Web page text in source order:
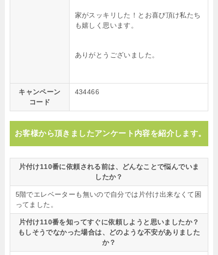
家がスッキリした！とお喜び頂け私たち
も嬉しく思います。
ありがとうございました。
キャンペーン
コード
434466
お客様から頂きましたアンケート内容を紹介します。
片付け110番に依頼される前は、どんなことで悩んでいま
したか？
5階でエレベーターも無いので自分では片付け出来なくて困
ってました。
片付け110番を知ってすぐに依頼しようと思いましたか？
もしそうでなかった場合は、どのような不安がありました
か？